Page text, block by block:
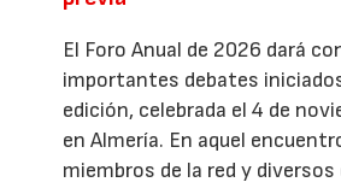
El Foro Anual de 2026 dará
importantes debates
edición, celebrada el 4 de
en Almería. En aquel
miembros de la red y